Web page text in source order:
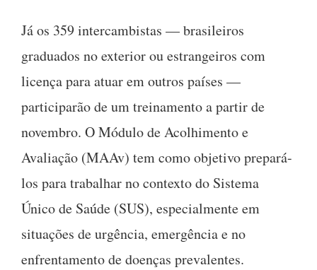
Já os 359 intercambistas — brasileiros
graduados no exterior ou estrangeiros com
licença para atuar em outros países —
participarão de um treinamento a partir de
novembro. O Módulo de Acolhimento e
Avaliação (MAAv) tem como objetivo prepará-
los para trabalhar no contexto do Sistema
Único de Saúde (SUS), especialmente em
situações de urgência, emergência e no
enfrentamento de doenças prevalentes.